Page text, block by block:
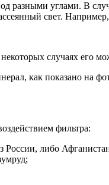
углами. В
свет.
случаях его
как показано на
фильтра:
России, либо